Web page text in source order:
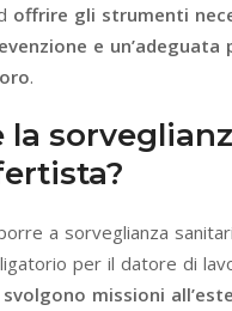
offrire gli strumenti
e un’adeguata
.
a sorveglianza
per il datore di
svolgono missioni